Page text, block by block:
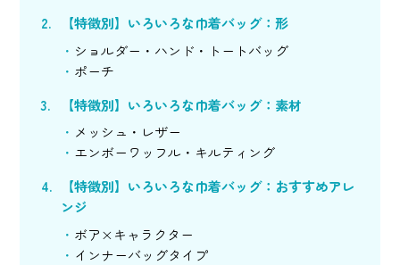
【特徴別】いろいろな巾着バッグ：形
ショルダー・ハンド・トートバッグ
ポーチ
【特徴別】いろいろな巾着バッグ：素材
メッシュ・レザー
エンボーワッフル・キルティング
【特徴別】いろいろな巾着バッグ：おすすめアレ
ンジ
ボア×キャラクター
インナーバッグタイプ